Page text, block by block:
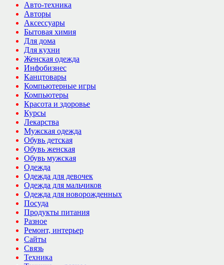
Авто-техника
Авторы
Аксессуары
Бытовая химия
Для дома
Для кухни
Женская одежда
Инфобизнес
Канцтовары
Компьютерные игры
Компьютеры
Красота и здоровье
Курсы
Лекарства
Мужская одежда
Обувь детская
Обувь женская
Обувь мужская
Одежда
Одежда для девочек
Одежда для мальчиков
Одежда для новорожденных
Посуда
Продукты питания
Разное
Ремонт, интерьер
Сайты
Связь
Техника